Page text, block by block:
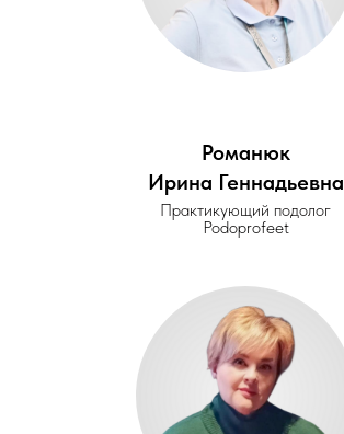
Романюк
Ирина Геннадьевна
Практикующий подолог
Podoprofeet